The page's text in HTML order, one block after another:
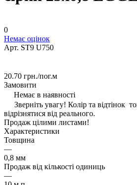
0
Немає оцінок
Арт. ST9 U750
20.70 грн./пог.м
Замовити
Немає в наявності
Зверніть увагу! Колір та відтінок
відрізнятися від реального.
Продаж цілими листами!
Характеристики
Товщина
—
0,8 мм
Продаж від кількості одиниць
—